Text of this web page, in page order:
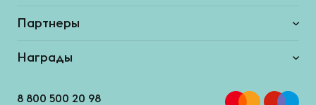
Партнеры
Награды
8 800 500 20 98